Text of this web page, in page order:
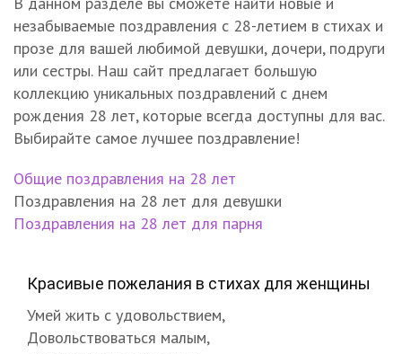
незабываемые поздравления с 28-летием в стихах и
прозе для вашей любимой девушки, дочери, подруги
или сестры. Наш сайт предлагает большую
коллекцию уникальных поздравлений с днем
рождения 28 лет, которые всегда доступны для вас.
Выбирайте самое лучшее поздравление!
Общие поздравления на 28 лет
Поздравления на 28 лет для девушки
Поздравления на 28 лет для парня
Красивые пожелания в стихах для женщины
Умей жить с удовольствием,
Довольствоваться малым,